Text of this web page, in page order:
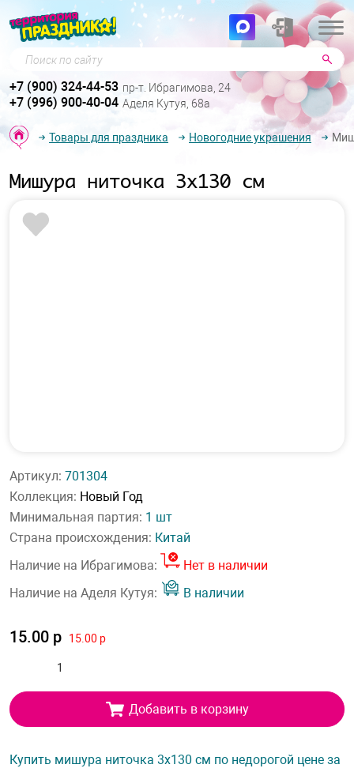
Поиск по сайту
+7 (900) 324-44-53 пр-т. Ибрагимова, 24
+7 (996) 900-40-04 Аделя Кутуя, 68а
Товары для праздника Новогодние украшения
Мишура ниточка 3х130 см
Артикул: 701304
Коллекция: Новый Год
Минимальная партия: 1 шт
Страна происхождения: Китай
Наличие на Ибрагимова:
Нет в наличии
Наличие на Аделя Кутуя:
В наличии
15.00 р 15.00 р
Добавить в корзину
Купить мишура ниточка 3х130 см по недорогой цене за